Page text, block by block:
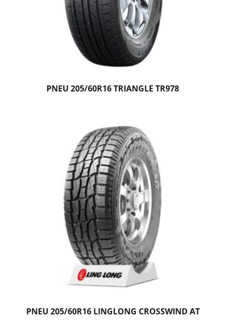
PNEU 205/60R16 TRIANGLE TR978
PNEU 205/60R16 LINGLONG CROSSWIND AT